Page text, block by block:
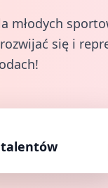
młodych
się i
talentów